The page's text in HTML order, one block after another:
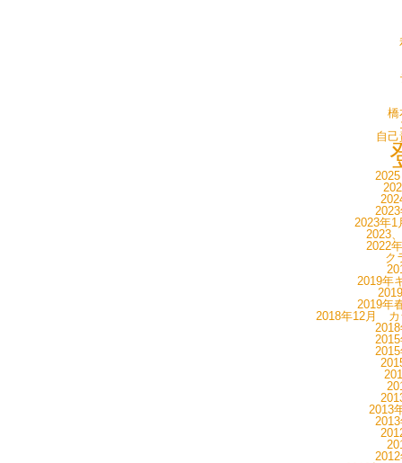
橋
自
2023年1
2023
2022
ク
2019年
2019年
2018年12月 カ
2013